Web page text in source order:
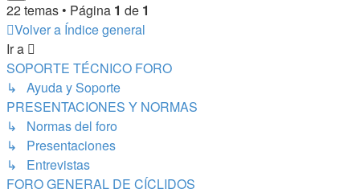
22 temas • Página 1 de 1
Volver a Índice general
Ir a
SOPORTE TÉCNICO FORO
↳ Ayuda y Soporte
PRESENTACIONES Y NORMAS
↳ Normas del foro
↳ Presentaciones
↳ Entrevistas
FORO GENERAL DE CÍCLIDOS